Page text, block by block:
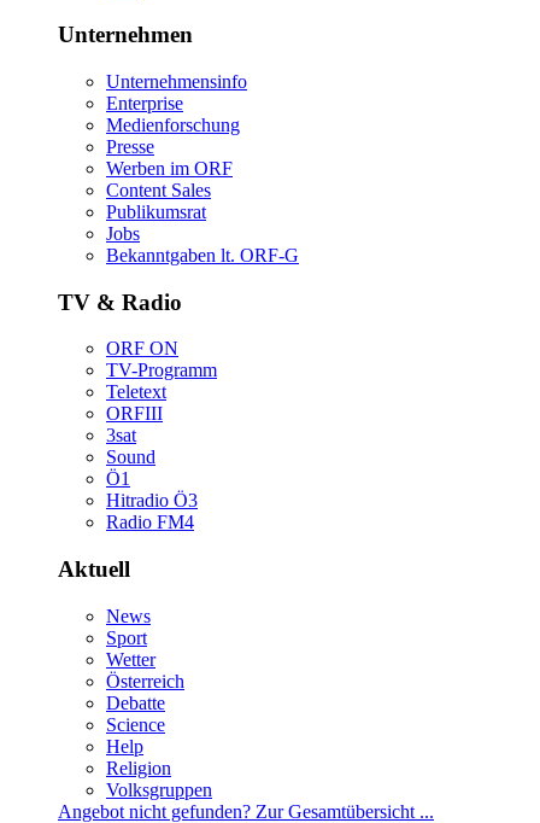
Unternehmen
Unternehmensinfo
Enterprise
Medienforschung
Presse
WerbenimORF
ContentSales
Publikumsrat
Jobs
Bekanntgabenlt.ORF-G
TV&Radio
ORFON
TV-Programm
Teletext
ORFIII
3sat
Sound
Ö1
HitradioÖ3
RadioFM4
Aktuell
News
Sport
Wetter
Österreich
Debatte
Science
Help
Religion
Volksgruppen
Angebotnichtgefunden?ZurGesamtübersicht...